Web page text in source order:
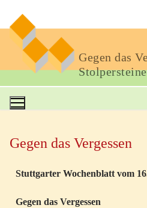
Gegen das
Gegen das Vergessen
Stuttgarter Wochenblatt vom
Gegen das Vergessen